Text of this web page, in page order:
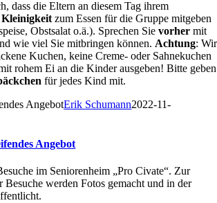
dass die Eltern an diesemTag ihrem
Kleinigkeit zum Essen fürdie Gruppe mitgeben
Obstsalat o.ä.). Sprechen Sie vorher mit
wie viel Sie mitbringen können. Achtung: Wir
Kuchen, keine Creme- oder Sahnekuchen
rohem Ei an die Kinder ausgeben! Bitte geben
für jedesKind mit.
AngebotErik Schumann2022-11-
Angebot
im Seniorenheim „ProCivate“. Zur
Besuche werden Fotos gemacht und in der